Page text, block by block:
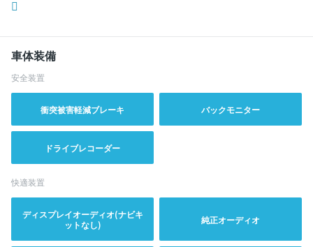
車体装備
安全装置
衝突被害軽減ブレーキ バックモニター
ドライブレコーダー
快適装置
ディスプレイオーディオ(ナビキ
ットなし)
純正オーディオ